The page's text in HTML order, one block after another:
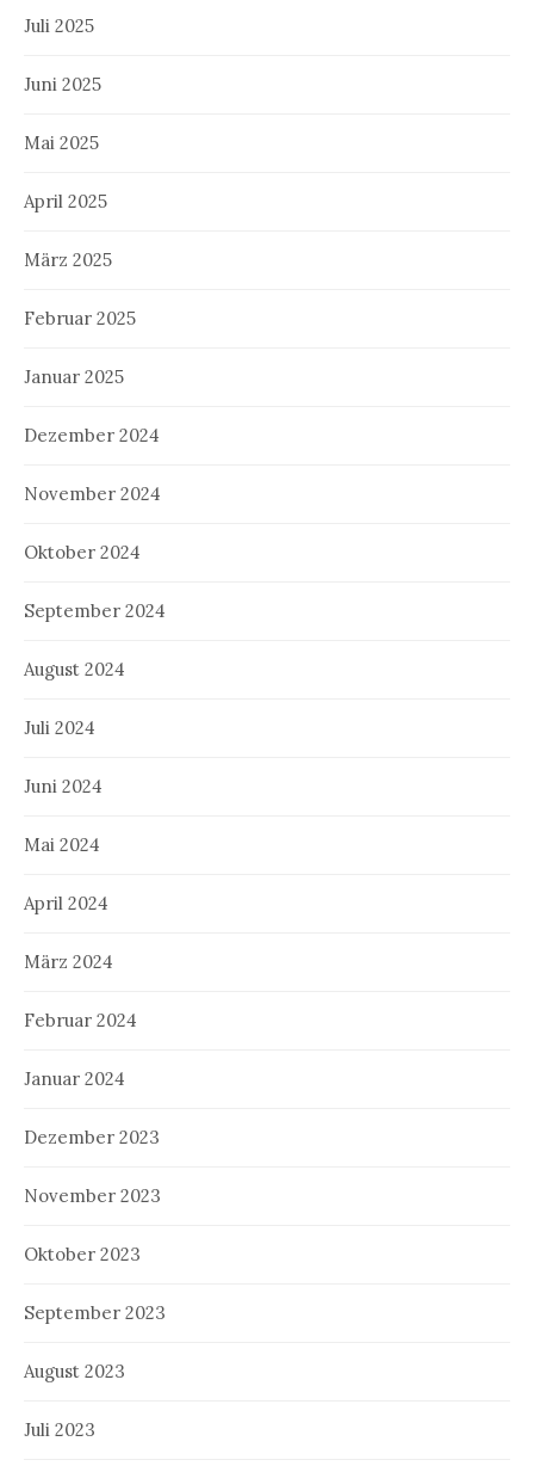
Juli 2025
Juni 2025
Mai 2025
April 2025
März 2025
Februar 2025
Januar 2025
Dezember 2024
November 2024
Oktober 2024
September 2024
August 2024
Juli 2024
Juni 2024
Mai 2024
April 2024
März 2024
Februar 2024
Januar 2024
Dezember 2023
November 2023
Oktober 2023
September 2023
August 2023
Juli 2023